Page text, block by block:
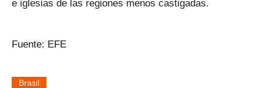
e iglesias de las regiones menos castigadas.
Fuente: EFE
Brasil